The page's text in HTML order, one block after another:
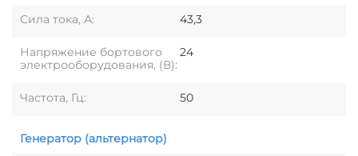
Сила тока, А:
43,3
Напряжение бортового
электрооборудования, (В):
24
Частота, Гц: 50
Генератор (альтернатор)